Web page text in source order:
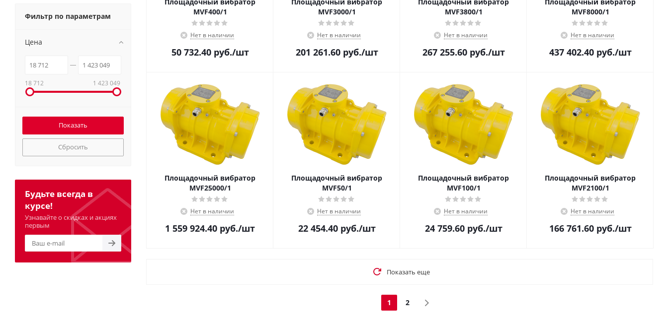
MVF400/1
Нет в наличии
50 732.40руб./шт
MVF3000/1
Нет в наличии
201 261.60руб./шт
MVF3800/1
Нет в наличии
267 255.60руб./шт
MVF8000/1
Нет в наличии
437 402.40руб./шт
Площадочный вибратор
MVF25000/1
Нет в наличии
1 559 924.40 руб./шт
Площадочный вибратор
MVF50/1
Нет в наличии
22 454.40руб./шт
Площадочный вибратор
MVF100/1
Нет в наличии
24 759.60руб./шт
Площадочный вибратор
MVF2100/1
Нет в наличии
166 761.60руб./шт
Показать еще
1 2
Фильтр по параметрам
Цена
18 712 1 423 049
Сбросить
Будьте всегда в
курсе!
Узнавайте о скидках и акциях
первым